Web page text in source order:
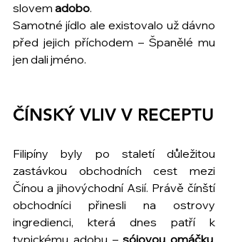
slovem adobo.
Samotné jídlo ale existovalo už dávno
před jejich příchodem – Španělé mu
jen dali jméno.
ČÍNSKÝ VLIV V RECEPTU
Filipíny byly po staletí důležitou
zastávkou obchodních cest mezi
Čínou a jihovýchodní Asií. Právě čínští
obchodníci přinesli na ostrovy
ingredienci, která dnes patří k
typickému adobu – sójovou omáčku.